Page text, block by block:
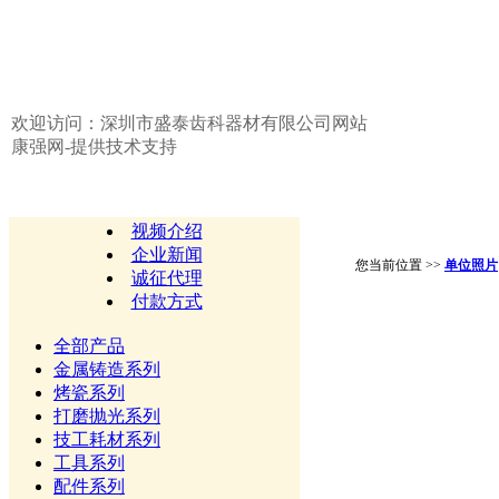
欢迎访问：深圳市盛泰齿科器材有限公司网站
康强网-提供技术支持
视频介绍
企业新闻
诚征代理
付款方式
全部产品
金属铸造系列
烤瓷系列
打磨抛光系列
技工耗材系列
工具系列
配件系列
您当前位置 >> 单位照片